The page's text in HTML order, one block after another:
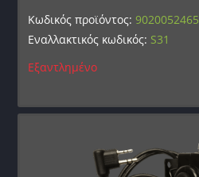
Κωδικός προϊόντος:9020052465
Εναλλακτικός κωδικός: S31
Εξαντλημένο